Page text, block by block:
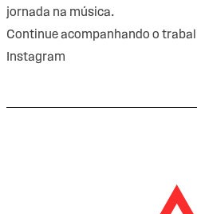
jornada na música.
Continue acompanhando o
Instagram